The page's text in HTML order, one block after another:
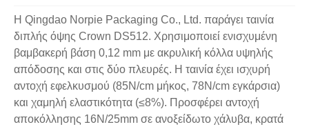
Η Qingdao Norpie Packaging Co., Ltd. παράγει ταινία
διπλής όψης Crown DS512. Χρησιμοποιεί ενισχυμένη
βαμβακερή βάση 0,12 mm με ακρυλική κόλλα υψηλής
απόδοσης και στις δύο πλευρές. Η ταινία έχει ισχυρή
αντοχή εφελκυσμού (85N/cm μήκος, 78N/cm εγκάρσια)
και χαμηλή ελαστικότητα (≤8%). Προσφέρει αντοχή
αποκόλλησης 16N/25mm σε ανοξείδωτο χάλυβα, κρατά